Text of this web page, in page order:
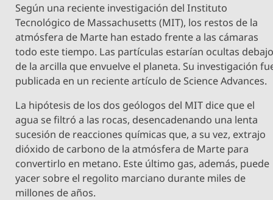
Según una reciente investigación del Instituto
Tecnológico de Massachusetts (MIT), los restos de la
atmósfera de Marte han estado frente a las cámaras
todo este tiempo. Las partículas estarían ocultas
de la arcilla que envuelve el planeta. Su investigación
publicada en un reciente artículo de Science Advances.
La hipótesis de los dos geólogos del MIT dice que el
agua se filtró a las rocas, desencadenando una lenta
sucesión de reacciones químicas que, a su vez, extrajo
dióxido de carbono de la atmósfera de Marte para
convertirlo en metano. Este último gas, además, puede
yacer sobre el regolito marciano durante miles de
millones de años.